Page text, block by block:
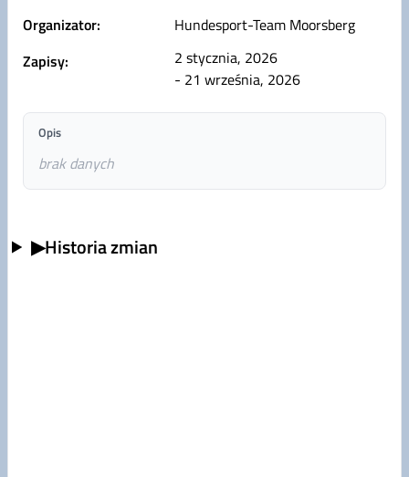
Organizator:
Hundesport-Team Moorsberg
Zapisy:
2 stycznia, 2026
- 21 września, 2026
Opis
brak danych
▶Historia zmian